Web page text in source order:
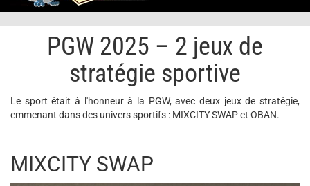
PGW 2025 – 2 jeux de
stratégie sportive
Le sport était à l'honneur à la PGW, avec deux jeux de stratégie,
emmenant dans des univers sportifs : MIXCITY SWAP et OBAN.
MIXCITY SWAP